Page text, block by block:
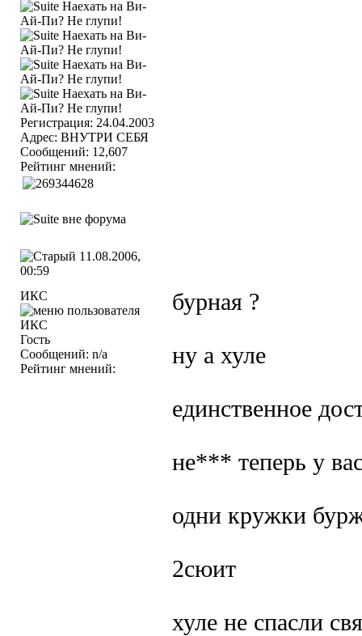
Регистрация: 24.04.2003
Адрес: ВНУТРИ СЕБЯ
Сообщений: 12,607
Рейтинг мнений:
11.08.2006,
00:59
ИКС
Гость
Сообщений: n/a
Рейтинг мнений:
бурная ?
ну а хуле
единственное
не*** теперь у
одни кружки
2сюит
хуле не спасли